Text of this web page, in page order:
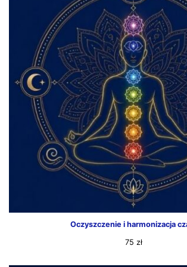
Oczyszczenie i harmonizacja
75 zł